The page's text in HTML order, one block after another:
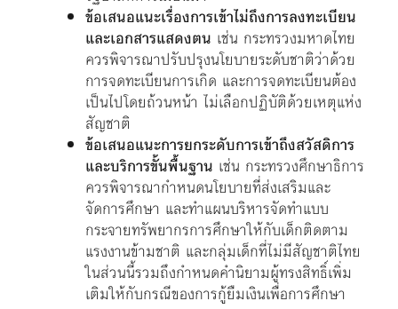
ข้อเสนอแนะเรื่องการเข้าไม่ถึงการลงทะเบียน
และเอกสารแสดงตน เช่น กระทรวงมหาดไทย
ควรพิจารณาปรับปรุงนโยบายระดับชาติว่าด้วย
การจดทะเบียนการเกิด และการจดทะเบียนต้อง
เป็นไปโดยถ้วนหน้า ไม่เลือกปฏิบัติด้วยเหตุแห่ง
สัญชาติ
ข้อเสนอแนะการยกระดับการเข้าถึงสวัสดิการ
และบริการขั้นพื้นฐาน เช่น กระทรวงศึกษาธิการ
ควรพิจารณากำหนดนโยบายที่ส่งเสริมและ
จัดการศึกษา และทำแผนบริหารจัดทำแบบ
กระจายทรัพยากรการศึกษาให้กับเด็กติดตาม
แรงงานข้ามชาติ และกลุ่มเด็กที่ไม่มีสัญชาติไทย
ในส่วนนี้รวมถึงกำหนดคำนิยามผู้ทรงสิทธิ์เพิ่ม
เติมให้กับกรณีของการกู้ยืมเงินเพื่อการศึกษา